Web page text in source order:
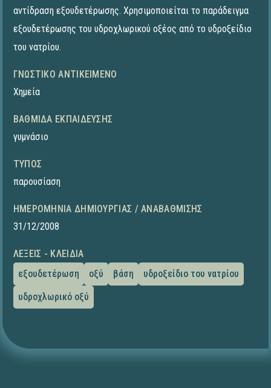
αντίδραση εξουδετέρωσης. Χρησιμοποιείται το παράδειγμα
εξουδετέρωσης του υδροχλωρικού οξέος από το υδροξείδιο
του νατρίου.
ΓΝΩΣΤΙΚΌ ΑΝΤΙΚΕΊΜΕΝΟ
Χημεία
ΒΑΘΜΊΔΑ ΕΚΠΑΊΔΕΥΣΗΣ
γυμνάσιο
ΤΎΠΟΣ
παρουσίαση
ΗΜΕΡΟΜΗΝΊΑ ΔΗΜΙΟΥΡΓΊΑΣ / ΑΝΑΒΆΘΜΙΣΗΣ
31/12/2008
ΛΈΞΕΙΣ - ΚΛΕΙΔΙΆ
εξουδετέρωση
οξύ βάση
υδροξείδιο του νατρίου
υδροχλωρικό οξύ